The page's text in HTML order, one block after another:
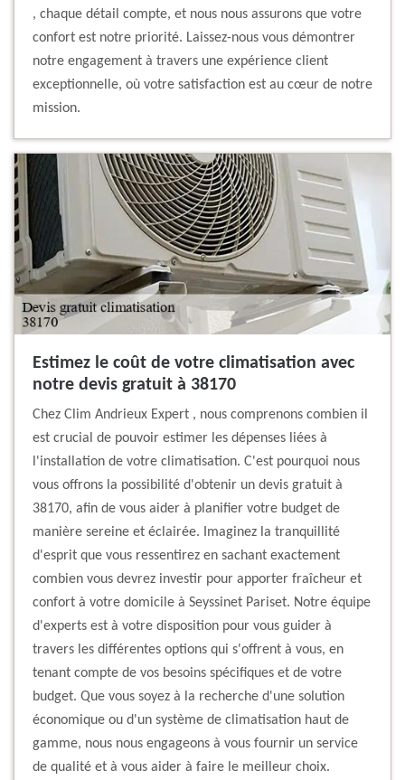
, chaque détail compte, et nous nous assurons que votre
confort est notre priorité. Laissez-nous vous démontrer
notre engagement à travers une expérience client
exceptionnelle, où votre satisfaction est au cœur de notre
mission.
Estimez le coût de votre climatisation avec
notre devis gratuit à 38170
Chez Clim Andrieux Expert , nous comprenons combien il
est crucial de pouvoir estimer les dépenses liées à
l'installation de votre climatisation. C'est pourquoi nous
vous offrons la possibilité d'obtenir un devis gratuit à
38170, afin de vous aider à planifier votre budget de
manière sereine et éclairée. Imaginez la tranquillité
d'esprit que vous ressentirez en sachant exactement
combien vous devrez investir pour apporter fraîcheur et
confort à votre domicile à Seyssinet Pariset. Notre équipe
d'experts est à votre disposition pour vous guider à
travers les différentes options qui s'offrent à vous, en
tenant compte de vos besoins spécifiques et de votre
budget. Que vous soyez à la recherche d'une solution
économique ou d'un système de climatisation haut de
gamme, nous nous engageons à vous fournir un service
de qualité et à vous aider à faire le meilleur choix.